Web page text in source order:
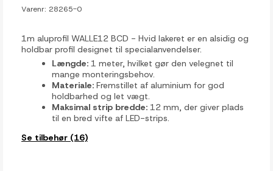
Varenr: 28265-0
1m aluprofil WALLE12 BCD - Hvid lakeret er en alsidig og
holdbar profil designet til specialanvendelser.
Længde: 1 meter, hvilket gør den velegnet til
mange monteringsbehov.
Materiale: Fremstillet af aluminium for god
holdbarhed og let vægt.
Maksimal strip bredde: 12 mm, der giver plads
til en bred vifte af LED-strips.
Se tilbehør (16)